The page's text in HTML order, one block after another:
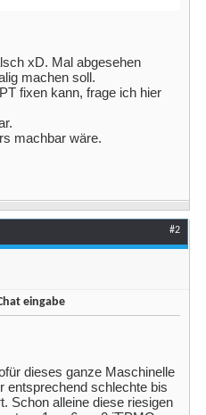
xD. Mal abgesehen
machen soll.
fixen kann, frage ich hier
machbar wäre.
#2
eingabe
dieses ganze Maschinelle
entsprechend schlechte bis
Schon alleine diese riesigen